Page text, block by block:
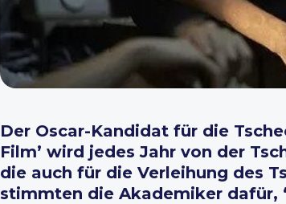
Der Oscar-Kandidat für die
Film’ wird jedes Jahr von der
die auch für die Verleihung des
stimmten die Akademiker dafür,